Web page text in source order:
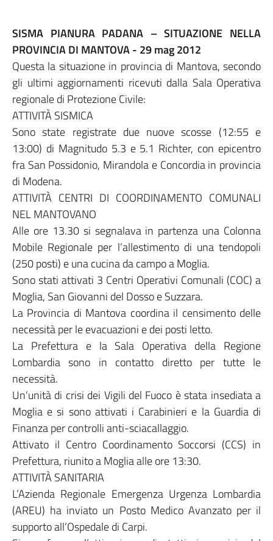
SISMA PIANURA PADANA – SITUAZIONE NELLA
PROVINCIA DI MANTOVA - 29 mag 2012
Questa la situazione in provincia di Mantova, secondo
gli ultimi aggiornamenti ricevuti dalla Sala Operativa
regionale di Protezione Civile:
ATTIVITÀ SISMICA
Sono state registrate due nuove scosse (12:55 e
13:00) di Magnitudo 5.3 e 5.1 Richter, con epicentro
fra San Possidonio, Mirandola e Concordia in provincia
di Modena.
ATTIVITÀ CENTRI DI COORDINAMENTO COMUNALI
NEL MANTOVANO
Alle ore 13.30 si segnalava in partenza una Colonna
Mobile Regionale per l’allestimento di una tendopoli
(250 posti) e una cucina da campo a Moglia.
Sono stati attivati 3 Centri Operativi Comunali (COC) a
Moglia, San Giovanni del Dosso e Suzzara.
La Provincia di Mantova coordina il censimento delle
necessità per le evacuazioni e dei posti letto.
La Prefettura e la Sala Operativa della Regione
Lombardia sono in contatto diretto per tutte le
necessità.
Un’unità di crisi dei Vigili del Fuoco è stata insediata a
Moglia e si sono attivati i Carabinieri e la Guardia di
Finanza per controlli anti-sciacallaggio.
Attivato il Centro Coordinamento Soccorsi (CCS) in
Prefettura, riunito a Moglia alle ore 13:30.
ATTIVITÀ SANITARIA
L’Azienda Regionale Emergenza Urgenza Lombardia
(AREU) ha inviato un Posto Medico Avanzato per il
supporto all’Ospedale di Carpi.